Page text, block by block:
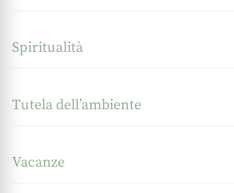
Spiritualità
Tutela dell’ambiente
Vacanze